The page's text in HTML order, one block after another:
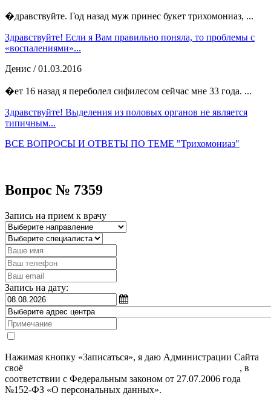
�дравствуйте. Год назад муж принес букет трихомониаз, ...
Здравствуйте! Если я Вам правильно поняла, то проблемы с
«воспалениями»...
Денис / 01.03.2016
�ет 16 назад я переболел сифилесом сейчас мне 33 года. ...
Здравствуйте! Выделения из половых органов не является
типичным...
ВСЕ ВОПРОСЫ И ОТВЕТЫ ПО ТЕМЕ "Трихомониаз"
Вопрос № 7359
Запись на прием к врачу
Запись на дату:
Нажимая кнопку «Записаться», я даю Администрации Сайта
своё
, в
соответствии с Федеральным законом от 27.07.2006 года
№152-ФЗ «О персональных данных».